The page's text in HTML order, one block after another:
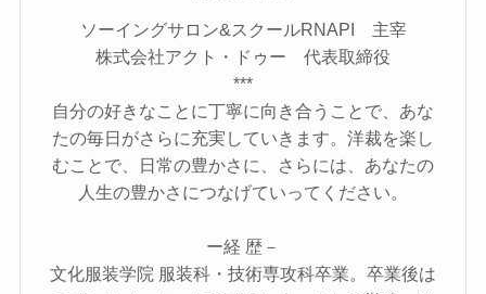
ソーイングサロン&スクールRNAPI 主宰
株式会社アクト・ドゥー 代表取締役
***
自分の好きなことに丁寧に向き合うことで、あな
たの毎日がさらに充実していきます。洋裁を楽し
むことで、日常の豊かさに、さらには、あなたの
人生の豊かさにつなげていってください。
ー経 歴－
文化服装学院 服装科・技術専攻科卒業。卒業後は